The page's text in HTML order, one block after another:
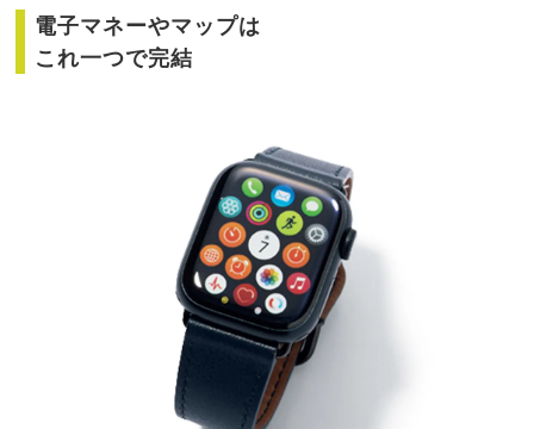
電子マネーやマップは
これ一つで完結